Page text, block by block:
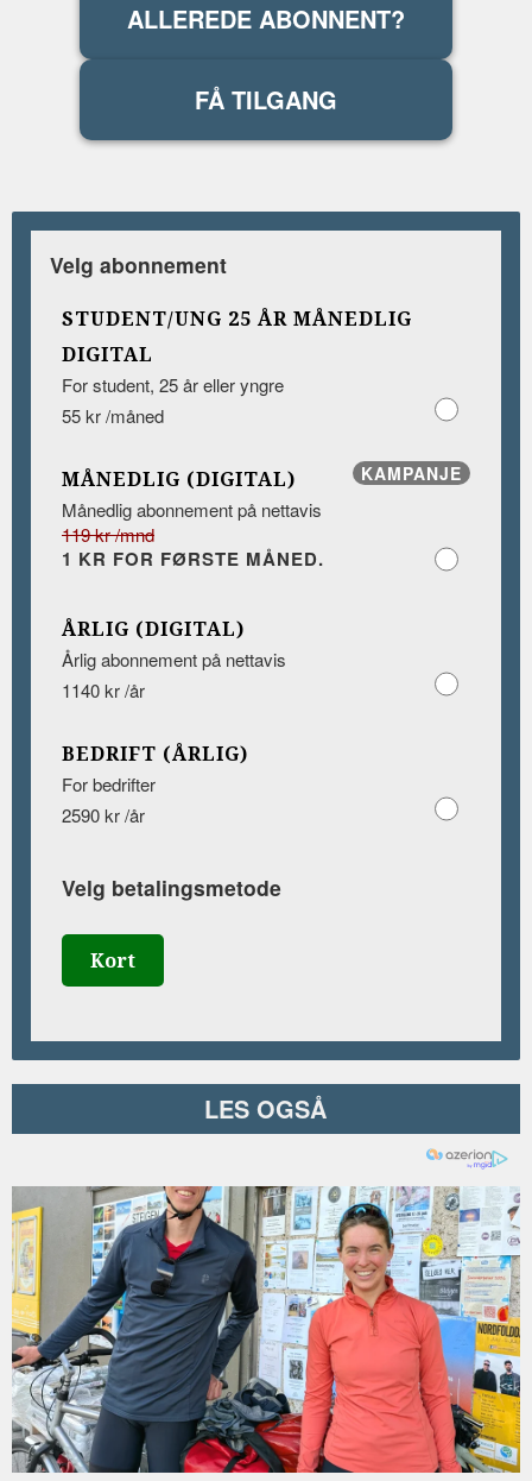
ALLEREDE ABONNENT?
FÅ TILGANG
Velg abonnement
STUDENT/UNG 25 ÅR MÅNEDLIG
DIGITAL
For student, 25 år eller yngre
55 kr /måned
KAMPANJE
MÅNEDLIG (DIGITAL)
Månedlig abonnement på nettavis
119 kr /mnd
1 KR FOR FØRSTE MÅNED.
ÅRLIG (DIGITAL)
Årlig abonnement på nettavis
1140 kr /år
BEDRIFT (ÅRLIG)
For bedrifter
2590 kr /år
Velg betalingsmetode
Kort
LES OGSÅ